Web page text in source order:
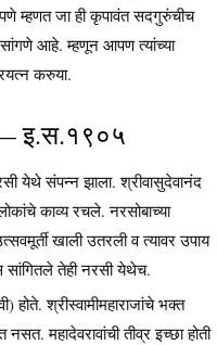
म्हणत जा ही कृपावंत सदगुरुंचीच
आहे. म्हणून आपण त्यांच्या
करुया.
इ.स.१९०५
येथे संपन्न झाला. श्रीवासुदेवानंद
काव्य रचले. नरसोबाच्या
खाली उतरली व त्यावर उपाय
सांगितले तेही नरसी येथेच.
होते. श्रीस्वामीमहाराजांचे भक्त
महादेवरावांची तीव्र इच्छा होती